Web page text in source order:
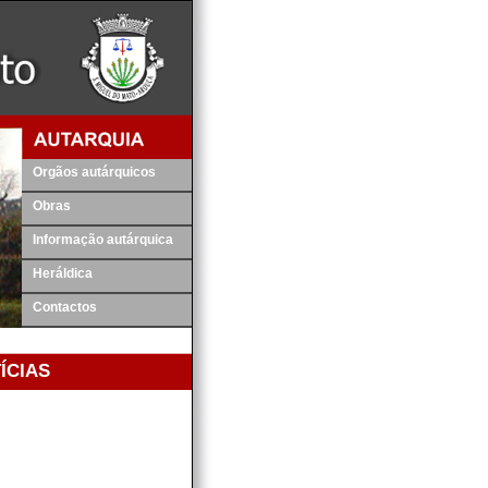
Orgãos autárquicos
Obras
Informação autárquica
Heráldica
Contactos